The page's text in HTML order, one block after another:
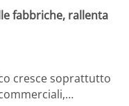
fabbriche, rallenta
cresce soprattutto